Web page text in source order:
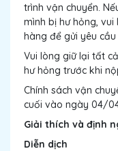
trình vận chuyển.
mình bị hư hỏng,
hàng để gửi yêu
Vui lòng giữ lại tất
hư hỏng trước khi
Chính sách vận
cuối vào ngày 04/
Giải thích và định
Diễn dịch